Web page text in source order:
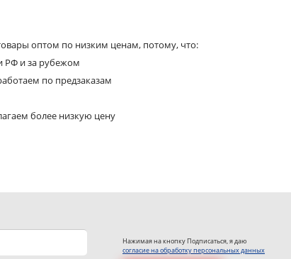
оптом по низким ценам, потому, что:
РФ и за рубежом
по предзаказам
более низкую цену
Нажимая на кнопку Подписаться, я даю
согласие на обработку персональных данных